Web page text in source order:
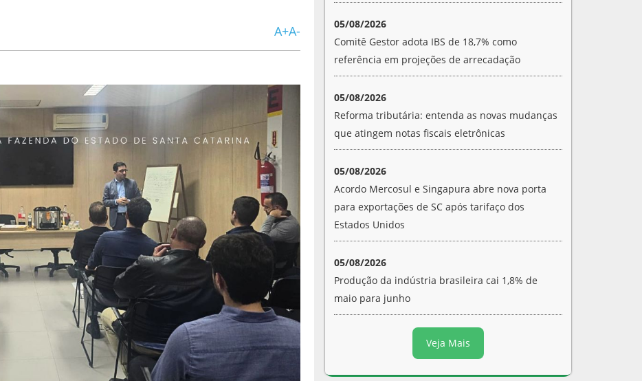
A+A-
05/08/2026
Comitê Gestor adota IBS de 18,7% como
referência em projeções de arrecadação
05/08/2026
Reforma tributária: entenda as novas mudanças
que atingem notas fiscais eletrônicas
05/08/2026
Acordo Mercosul e Singapura abre nova porta
para exportações de SC após tarifaço dos
Estados Unidos
05/08/2026
Produção da indústria brasileira cai 1,8% de
maio para junho
Veja Mais